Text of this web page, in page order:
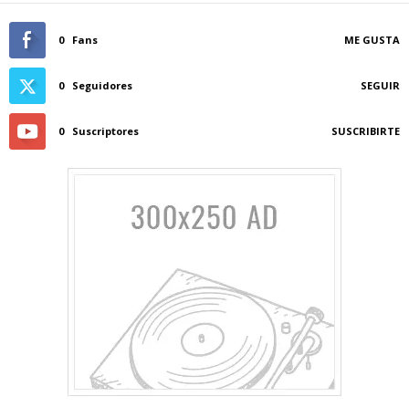
0 Fans ME GUSTA
0 Seguidores SEGUIR
0 Suscriptores SUSCRIBIRTE